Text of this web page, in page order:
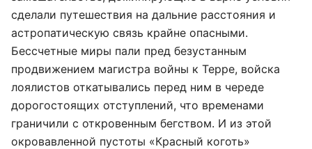
сделали путешествия на дальние расстояния и
астропатическую связь крайне опасными.
Бессчетные миры пали пред безустанным
продвижением магистра войны к Терре, войска
лоялистов откатывались перед ним в череде
дорогостоящих отступлений, что временами
граничили с откровенным бегством. И из этой
окровавленной пустоты «Красный коготь»